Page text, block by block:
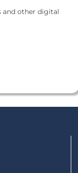
and other digital